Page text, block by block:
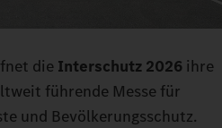
die Interschutz 2026 ihre
führende Messe für
und Bevölkerungsschutz.